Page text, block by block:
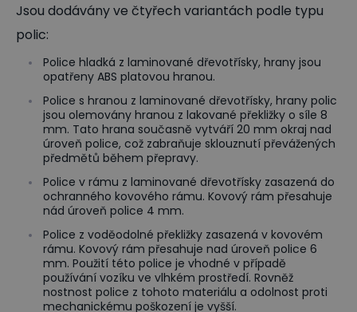
Jsou dodávány ve čtyřech variantách podle typu
polic:
Police hladká z laminované dřevotřísky, hrany jsou
opatřeny ABS platovou hranou.
Police s hranou z laminované dřevotřísky, hrany polic
jsou olemovány hranou z lakované překližky o síle 8
mm. Tato hrana současně vytváří 20 mm okraj nad
úroveň police, což zabraňuje sklouznutí převážených
předmětů během přepravy.
Police v rámu z laminované dřevotřísky zasazená do
ochranného kovového rámu. Kovový rám přesahuje
nád úroveň police 4 mm.
Police z voděodolné překližky zasazená v kovovém
rámu. Kovový rám přesahuje nad úroveň police 6
mm. Použití této police je vhodné v případě
používání vozíku ve vlhkém prostředí. Rovněž
nostnost police z tohoto materiálu a odolnost proti
mechanickému poškození je vyšší.